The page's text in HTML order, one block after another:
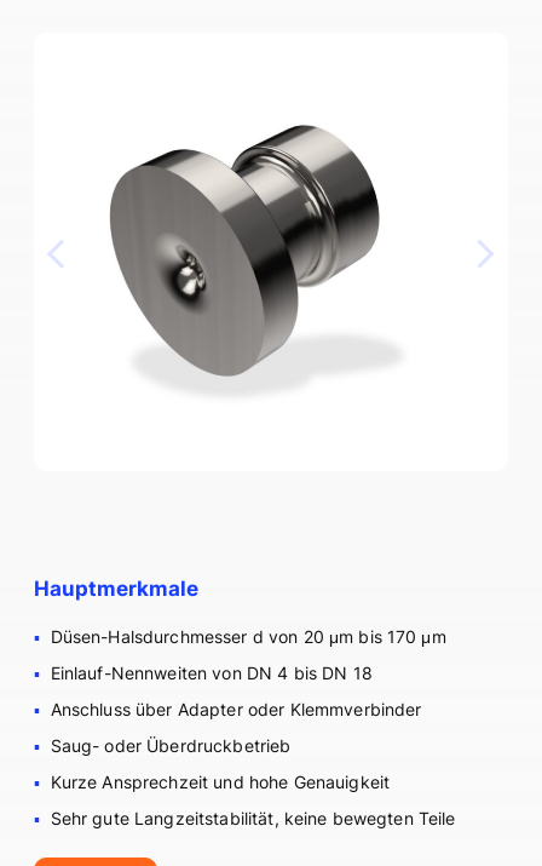
Hauptmerkmale
Düsen-Halsdurchmesser d von 20 μm bis 170 μm
Einlauf-Nennweiten von DN 4 bis DN 18
Anschluss über Adapter oder Klemmverbinder
Saug- oder Überdruckbetrieb
Kurze Ansprechzeit und hohe Genauigkeit
Sehr gute Langzeitstabilität, keine bewegten Teile